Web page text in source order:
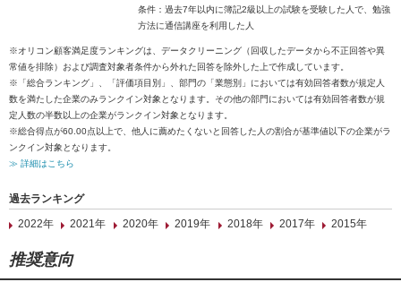
条件：過去7年以内に簿記2級以上の試験を受験した人で、勉強
方法に通信講座を利用した人
※オリコン顧客満足度ランキングは、データクリーニング（回収したデータから不正回答や異
常値を排除）および調査対象者条件から外れた回答を除外した上で作成しています。
※「総合ランキング」、「評価項目別」、部門の「業態別」においては有効回答者数が規定人
数を満たした企業のみランクイン対象となります。その他の部門においては有効回答者数が規
定人数の半数以上の企業がランクイン対象となります。
※総合得点が60.00点以上で、他人に薦めたくないと回答した人の割合が基準値以下の企業がラ
ンクイン対象となります。
≫ 詳細はこちら
過去ランキング
2022年
2021年 2020年 2019年 2018年 2017年 2015年
推奨意向